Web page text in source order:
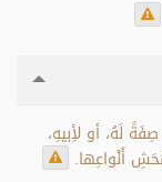
لَهُ، أو لأِبيهِ،
أَنْواعِها.